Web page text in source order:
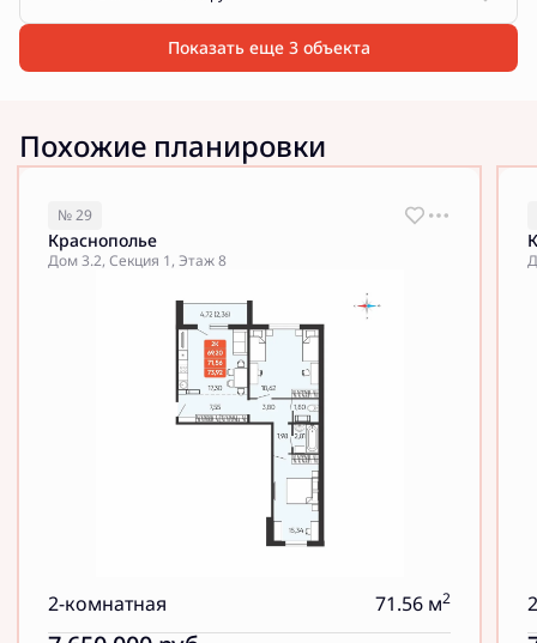
Показать еще 3 объектa
Похожие планировки
№ 29
Краснополье
Дом 3.2, Секция 1, Этаж 8
2-комнатная 71.56 м2